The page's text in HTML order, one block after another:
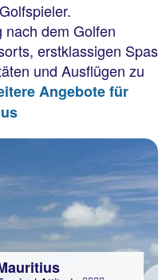
nach dem Golfen
erstklassigen Spas
und Ausflügen zu
Angebote für